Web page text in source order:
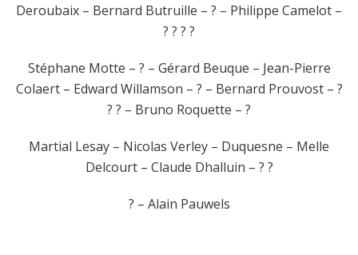
Deroubaix – Bernard Butruille – ? – Philippe Camelot –
? ? ? ?
Stéphane Motte – ? – Gérard Beuque – Jean-Pierre
Colaert – Edward Willamson – ? – Bernard Prouvost – ?
? ? – Bruno Roquette – ?
Martial Lesay – Nicolas Verley – Duquesne – Melle
Delcourt – Claude Dhalluin – ? ?
? – Alain Pauwels